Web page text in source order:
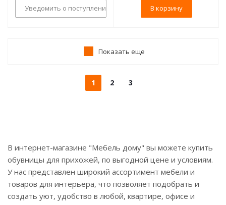
Уведомить о поступлении В корзину
Показать еще
1 2 3
В интернет-магазине "Мебель дому" вы можете купить
обувницы для прихожей, по выгодной цене и условиям.
У нас представлен широкий ассортимент мебели и
товаров для интерьера, что позволяет подобрать и
создать уют, удобство в любой, квартире, офисе и